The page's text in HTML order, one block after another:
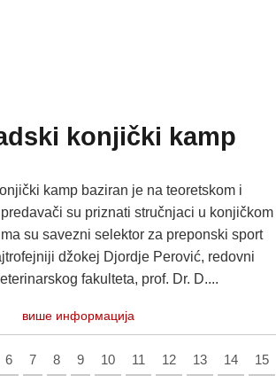
konjički kamp
kamp baziran je na teoretskom i
su priznati stručnjaci u konjičkom
su savezni selektor za preponski sport
džokej Djordje Perović, redovni
fakulteta, prof. Dr. D....
више информација
6 7 8 9 10 11 12 13 14 15